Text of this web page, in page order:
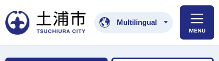
土浦市公式ホームペ
Multilingual